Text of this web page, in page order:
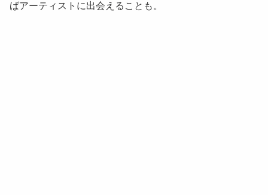
ばアーティストに出会えることも。